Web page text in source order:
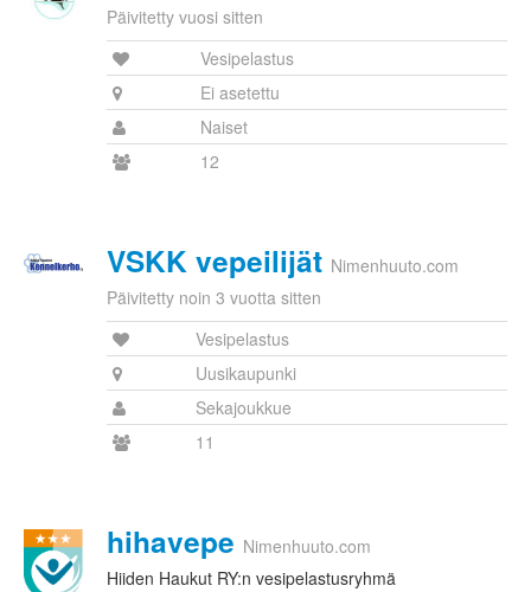
Päivitetty vuosi sitten
Vesipelastus
Ei asetettu
Naiset
12
VSKK vepeilijät Nimenhuuto.com
Päivitetty noin 3 vuotta sitten
Vesipelastus
Uusikaupunki
Sekajoukkue
11
hihavepe Nimenhuuto.com
Hiiden Haukut RY:n vesipelastusryhmä